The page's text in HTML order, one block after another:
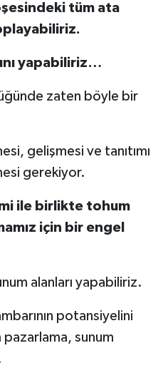
tüm ata
yapabiliriz…
zaten böyle bir
gelişmesi ve tanıtımı
gerekiyor.
ile birlikte tohum
için bir engel
alanları yapabiliriz.
potansiyelini
sunum